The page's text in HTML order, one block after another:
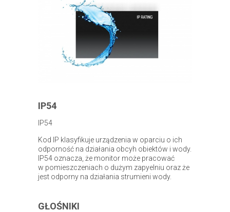
IP54
IP54
Kod IP klasyfikuje urządzenia w oparciu o ich
odporność na działania obcyh obiektów i wody.
IP54 oznacza, że monitor może pracować
w pomieszczeniach o dużym zapyelniu oraz że
jest odporny na działania strumieni wody.
GŁOŚNIKI